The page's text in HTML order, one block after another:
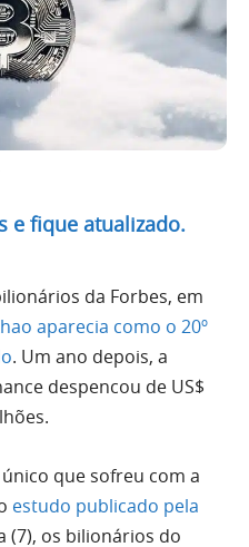
e fique atualizado.
da Forbes, em
aparecia como o 20º
. Um ano depois, a
despencou de US$
que sofreu com a
estudo publicado pela
(7), os bilionários do